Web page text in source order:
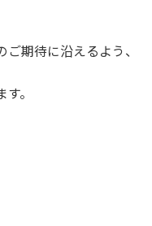
期待に沿えるよう、
。